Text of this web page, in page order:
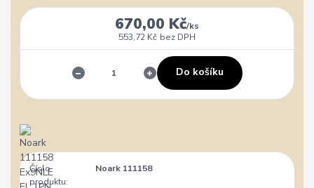
670,00 Kč/ks
553,72 Kč bez DPH
Do košíku
Číslo
produktu:
Noark 111158